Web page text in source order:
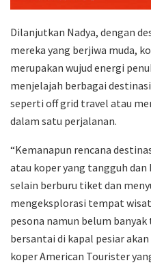
Dilanjutkan Nadya, dengan
mereka yang berjiwa muda,
merupakan wujud energi
menjelajah berbagai
seperti off grid travel atau
dalam satu perjalanan.
“Kemanapun rencana
atau koper yang tangguh
selain berburu tiket dan
mengeksplorasi tempat
pesona namun belum
bersantai di kapal pesiar
koper American Tourister